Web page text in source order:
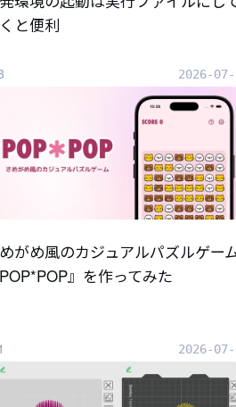
と便利
2026-
がめ風のカジュアルパズルゲー
POP*POP』を作ってみた
2026-